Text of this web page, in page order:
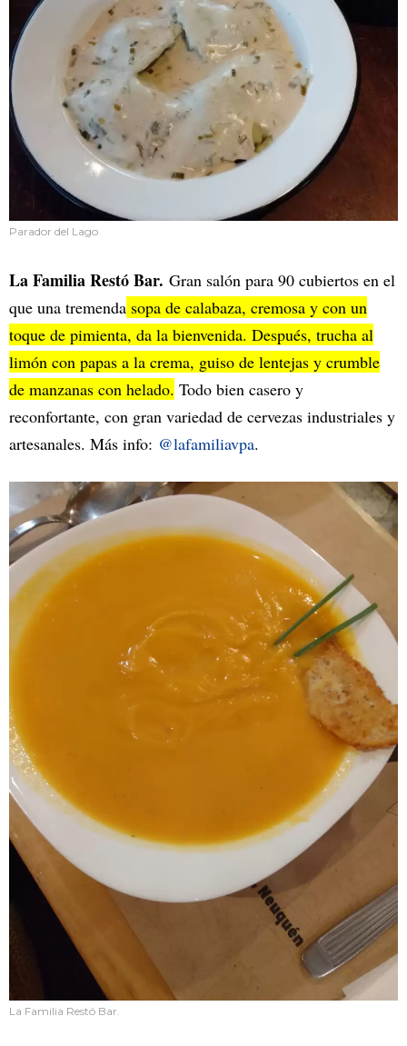
Parador del Lago
La Familia Restó Bar. Gran salón para 90 cubiertos en el
que una tremenda sopa de calabaza, cremosa y con un
toque de pimienta, da la bienvenida. Después, trucha al
limón con papas a la crema, guiso de lentejas y crumble
de manzanas con helado. Todo bien casero y
reconfortante, con gran variedad de cervezas industriales y
artesanales. Más info: @lafamiliavpa.
La Familia Restó Bar.